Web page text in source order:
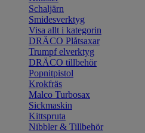
Schaljärn
Smidesverktyg
Visa allt i kategorin
DRÄCO Plåtsaxar
Trumpf elverktyg
DRÄCO tillbehör
Popnitpistol
Krokfräs
Malco Turbosax
Sickmaskin
Kittspruta
Nibbler & Tillbehör